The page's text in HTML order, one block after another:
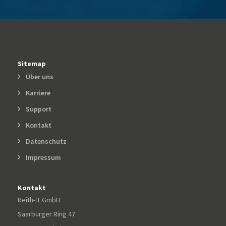
Sitemap
Über uns
Karriere
Support
Kontakt
Datenschutz
Impressum
Kontakt
Reith-IT GmbH
Saarburger Ring 47